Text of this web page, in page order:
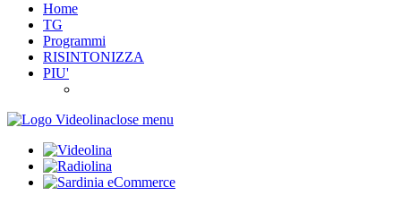
Home
TG
Programmi
RISINTONIZZA
PIU'
close menu